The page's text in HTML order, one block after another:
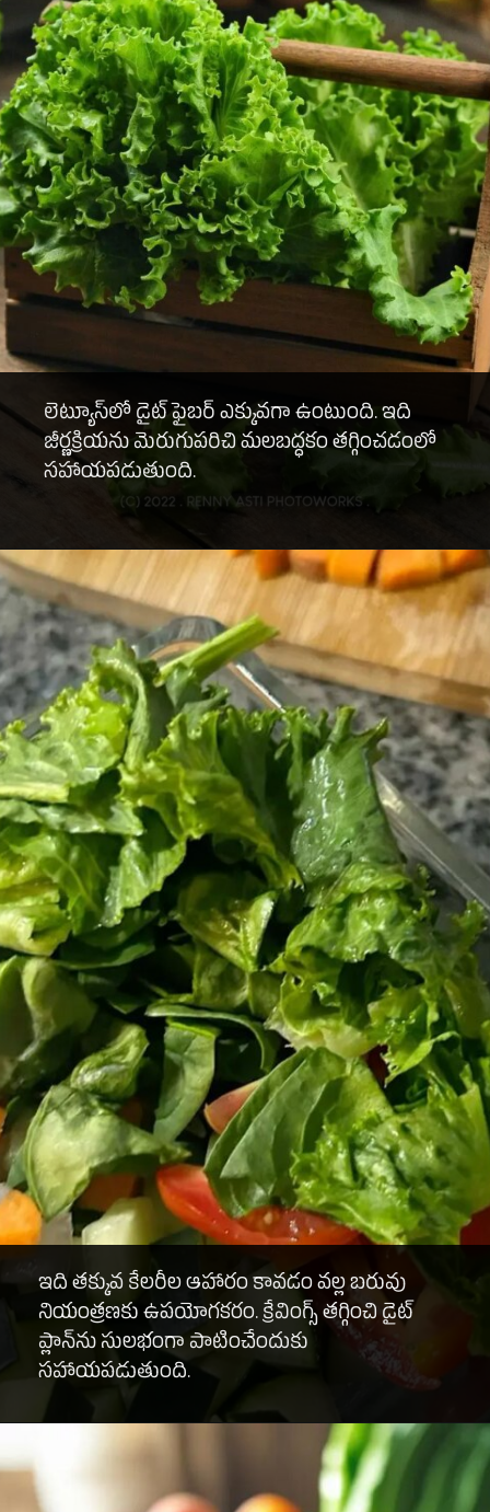
లెట్యూస్‌లో డైట్ ఫైబర్ ఎక్కువగా ఉంటుంది. ఇది
జీర్ణక్రియను మెరుగుపరిచి మలబద్ధకం తగ్గించడంలో
సహాయపడుతుంది.
ఇది తక్కువ కేలరీల ఆహారం కావడం వల్ల బరువు
నియంత్రణకు ఉపయోగకరం. క్రేవింగ్స్ తగ్గించి డైట్
ప్లాన్‌ను సులభంగా పాటించేందుకు
సహాయపడుతుంది.